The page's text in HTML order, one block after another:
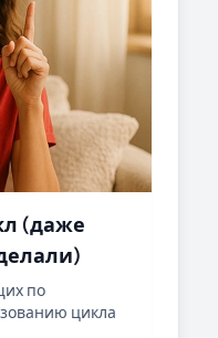
(даже
по
цикла